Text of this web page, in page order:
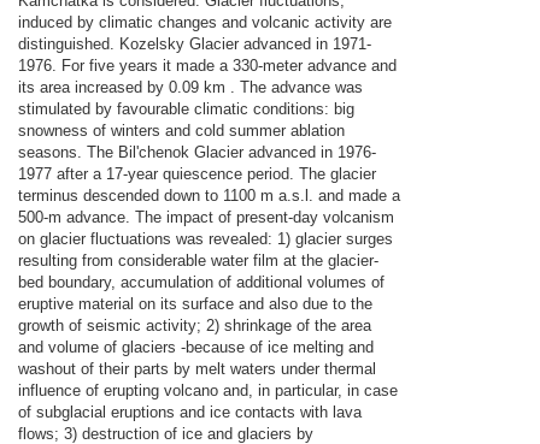
induced by climatic changes and volcanic activity are
distinguished. Kozelsky Glacier advanced in 1971-
1976. For five years it made a 330-meter advance and
its area increased by 0.09 km . The advance was
stimulated by favourable climatic conditions: big
snowness of winters and cold summer ablation
seasons. The Bil'chenok Glacier advanced in 1976-
1977 after a 17-year quiescence period. The glacier
terminus descended down to 1100 m a.s.l. and made a
500-m advance. The impact of present-day volcanism
on glacier fluctuations was revealed: 1) glacier surges
resulting from considerable water film at the glacier-
bed boundary, accumulation of additional volumes of
eruptive material on its surface and also due to the
growth of seismic activity; 2) shrinkage of the area
and volume of glaciers -because of ice melting and
washout of their parts by melt waters under thermal
influence of erupting volcano and, in particular, in case
of subglacial eruptions and ice contacts with lava
flows; 3) destruction of ice and glaciers by